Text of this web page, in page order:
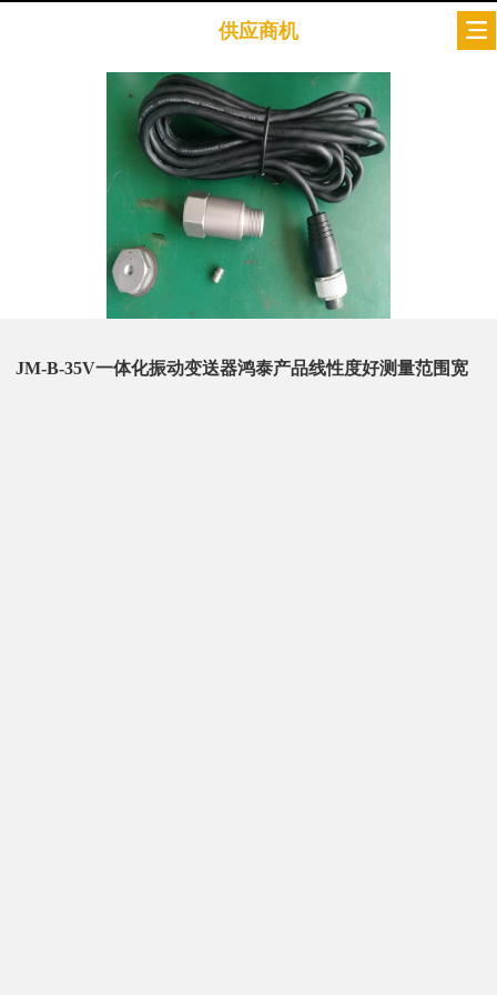
供应商机
JM-B-35V一体化振动变送器鸿泰产品线性度好测量范围宽